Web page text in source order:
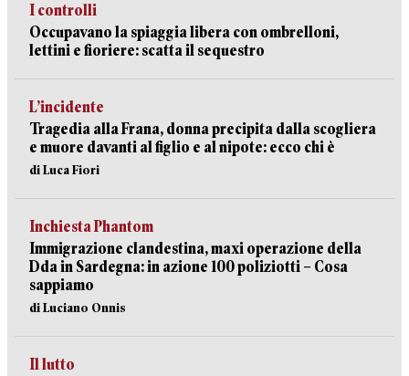
I controlli
Occupavano la spiaggia libera con ombrelloni,
lettini e fioriere: scatta il sequestro
L’incidente
Tragedia alla Frana, donna precipita dalla scogliera
e muore davanti al figlio e al nipote: ecco chi è
di Luca Fiori
Inchiesta Phantom
Immigrazione clandestina, maxi operazione della
Dda in Sardegna: in azione 100 poliziotti – Cosa
sappiamo
di Luciano Onnis
Il lutto